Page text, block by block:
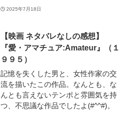
2025年7月18日
【映画 ネタバレなしの感想】
『愛・アマチュア:Amateur』（１
９９５）
記憶を失くした男と、女性作家の交
流を描いたこの作品。なんとも、な
んとも言えないテンポと雰囲気を持
つ、不思議な作品でしたよ(#^^#)。